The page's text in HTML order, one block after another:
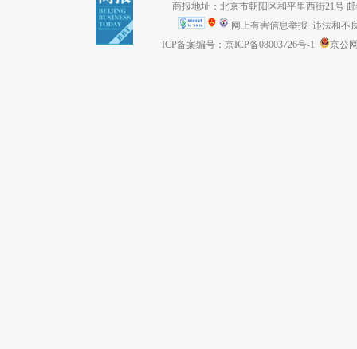
商报地址：北京市朝阳区和平里西街21号
网上有害信息举报 违法和不
ICP备案编号：京ICP备08003726号-1
京公